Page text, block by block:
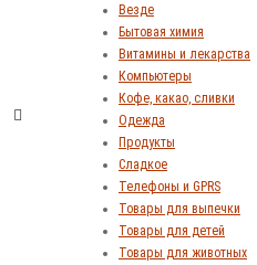
Везде
Бытовая химия
Витамины и лекарства
Компьютеры
Кофе, какао, сливки
Одежда
Продукты
Сладкое
Телефоны и GPRS
Товары для выпечки
Товары для детей
Товары для животных